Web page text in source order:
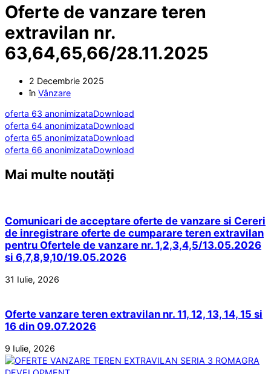
Oferte de vanzare teren
extravilan nr.
63,64,65,66/28.11.2025
2 Decembrie 2025
în Vânzare
oferta 63 anonimizataDownload
oferta 64 anonimizataDownload
oferta 65 anonimizataDownload
oferta 66 anonimizataDownload
Mai multe noutăți
Comunicari de acceptare oferte de vanzare si Cereri
de inregistrare oferte de cumparare teren extravilan
pentru Ofertele de vanzare nr. 1,2,3,4,5/13.05.2026
si 6,7,8,9,10/19.05.2026
31 Iulie, 2026
Oferte vanzare teren extravilan nr. 11, 12, 13, 14, 15 si
16 din 09.07.2026
9 Iulie, 2026